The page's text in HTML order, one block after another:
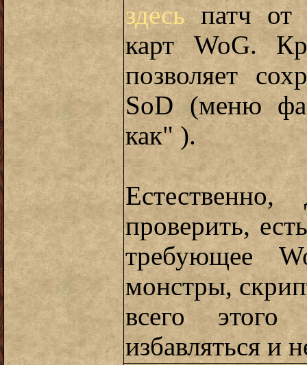
здесьпатч от
карт WoG.
позволяет
SoD (меню
как" ).
проверить,
требующее
монстры,
всего
избавляться и